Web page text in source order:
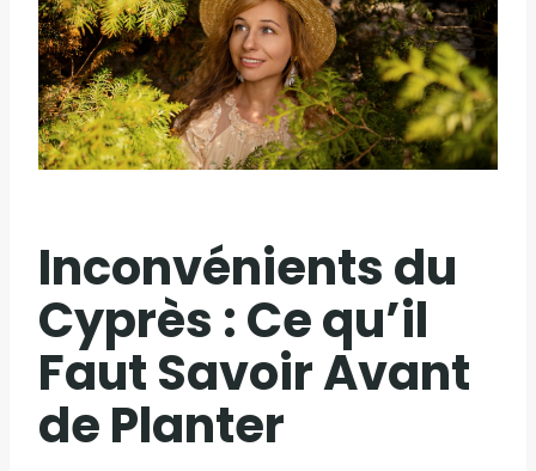
Inconvénients du
Cyprès : Ce qu’il
Faut Savoir Avant
de Planter